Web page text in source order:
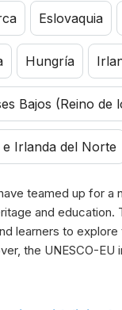
Eslovaquia
Hungría
Bajos (Reino de
Irlanda del Norte
teamed up for
and
learners to
the UNESCO-EU